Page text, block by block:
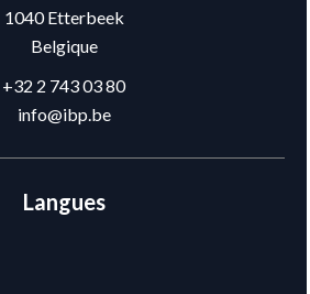
1040Etterbeek
Belgique
+32 2 743 03 80
info@ibp.be
Langues